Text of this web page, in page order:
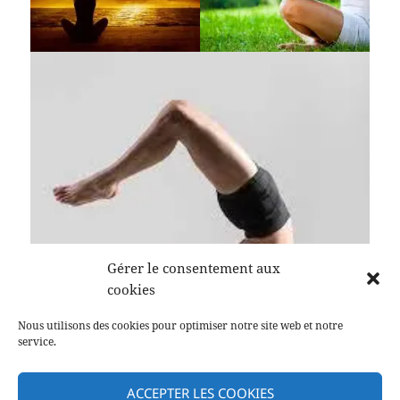
Gérer le consentement aux
cookies
Nous utilisons des cookies pour optimiser notre site web et notre
service.
ACCEPTER LES COOKIES